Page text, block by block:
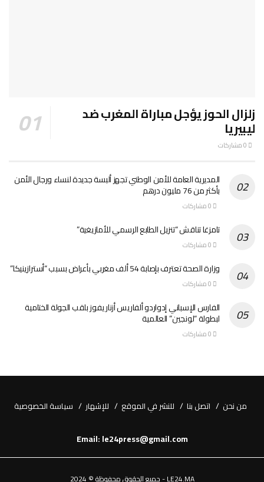
زلزال الحوز يؤجل مباراة المغرب ضد
ليبيريا
المديرية العامة للأمن الوطني تجهز ألبسة جديدة لنساء ورجال الأمن
بأكثر من 76 مليون درهم
تامزغا تناقش “تنزيل الطابع الرسمي للأمازيغية”
وزارة الصحة تعترف بإصابة 54 ألف مغربي بأعراض بسبب “أسترازينيكا”
الفارس الإسباني إدواردو ألفاريس أزنار يفوز بلقب الجولة الختامية
لبطولة “لونجين” العالمية
من نحن اتصل بنا للنشر في الموقع للإشهار سياسة الخصوصية
Email: le24press@gmail.com
LE24.MA - جميع الحقوق محفوظة © 2024